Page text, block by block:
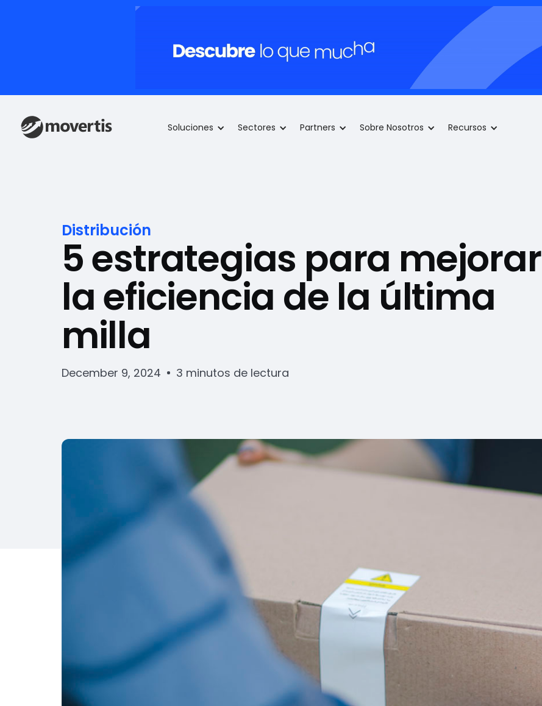
Soluciones Sectores Partners Sobre Nosotros Recursos
Distribución
5 estrategias para mejorar
la eficiencia de la última
milla
December 9, 2024 3 minutos de lectura